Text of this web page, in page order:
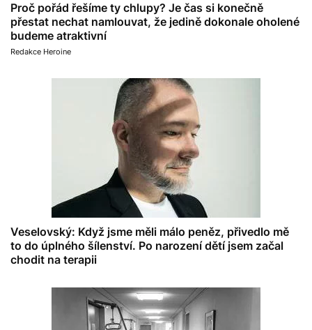
Proč pořád řešíme ty chlupy? Je čas si konečně
přestat nechat namlouvat, že jedině dokonale oholené
budeme atraktivní
Redakce Heroine
Veselovský: Když jsme měli málo peněz, přivedlo mě
to do úplného šílenství. Po narození dětí jsem začal
chodit na terapii